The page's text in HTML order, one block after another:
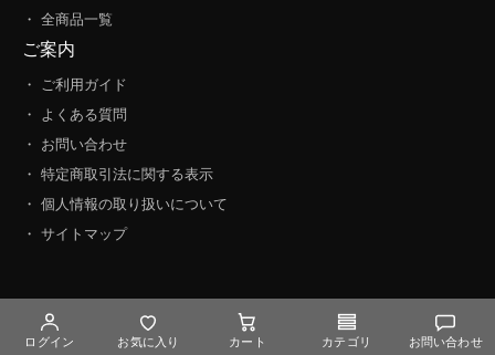
ログイン お気に入り カート カテゴリ お問い合わせ
・ 全商品一覧
ご案内
・ ご利用ガイド
・ よくある質問
・ お問い合わせ
・ 特定商取引法に関する表示
・ 個人情報の取り扱いについて
・ サイトマップ
© MASUKI Co., LTD.